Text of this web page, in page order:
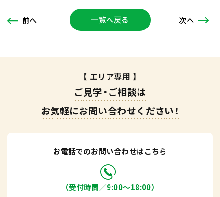
前へ 一覧へ戻る 次へ
【 エリア専用 】
ご見学・ご相談は
お気軽にお問い合わせください！
お電話でのお問い合わせはこちら
（受付時間／9:00〜18:00）